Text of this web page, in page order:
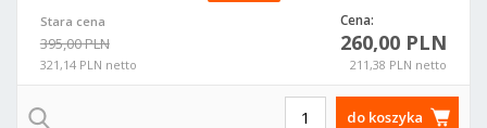
Stara cena
395,00 PLN
321,14 PLN netto
Cena:
260,00 PLN
211,38 PLN netto
do koszyka